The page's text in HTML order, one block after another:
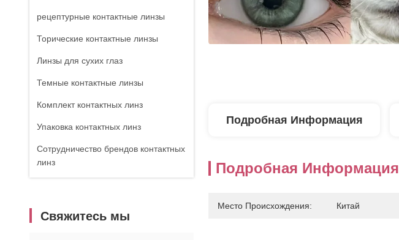
рецептурные контактные линзы
Торические контактные линзы
Линзы для сухих глаз
Темные контактные линзы
Комплект контактных линз
Упаковка контактных линз
Сотрудничество брендов контактных
линз
Свяжитесь мы
Подробная Информация
Подробная Информация
Место Происхождения: Китай